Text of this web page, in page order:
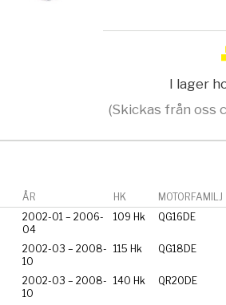
I lager
(Skickas från oss
ÅR HK MOTORFAMILJ
2002-01 – 2006-
04
109 Hk QG16DE
2002-03 – 2008-
10
115 Hk QG18DE
2002-03 – 2008-
10
140 Hk QR20DE